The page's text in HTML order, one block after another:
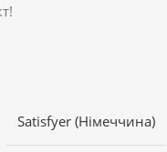
Satisfyer (Німеччина)